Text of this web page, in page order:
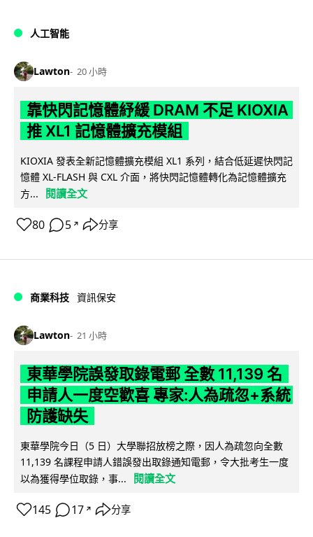
人工智能
Lawton 20 小時
靠快閃記憶體紓緩 DRAM 不足 KIOXIA
推 XL1 記憶體擴充模組
KIOXIA 發表全新記憶體擴充模組 XL1 系列，結合低延遲快閃記
憶體 XL-FLASH 與 CXL 介面，將快閃記憶體轉化為記憶體擴充
方...
閱讀全文
80 5 ↗ 分享
商業科技 資訊保安
Lawton 21 小時
東華學院誤發取錄電郵 全數 11,139 名
申請人一度空歡喜 專家:人為疏忽+系統
防護缺失
東華學院今日（5 日）大學聯招放榜之際，因人為疏忽向全數
11,139 名課程申請人錯誤發出取錄通知電郵，令大批考生一度
以為獲得學位取錄，事...
閱讀全文
145 17 ↗ 分享